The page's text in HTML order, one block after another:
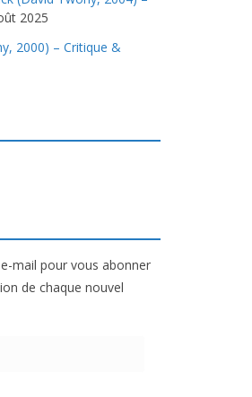
2025
2000) – Critique &
mail pour vous abonner
de chaque nouvel